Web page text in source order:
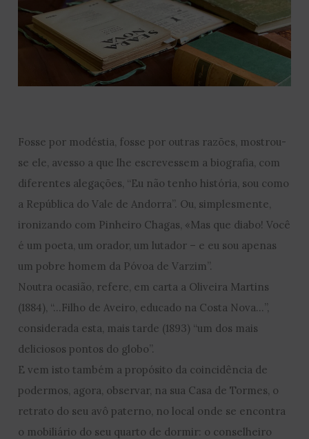
Fosse por modéstia, fosse por outras razões, mostrou-
se ele, avesso a que lhe escrevessem a biografia, com
diferentes alegações, “Eu não tenho história, sou como
a República do Vale de Andorra”. Ou, simplesmente,
ironizando com Pinheiro Chagas, «Mas que diabo! Você
é um poeta, um orador, um lutador – e eu sou apenas
um pobre homem da Póvoa de Varzim”.
Noutra ocasião, refere, em carta a Oliveira Martins
(1884), “…Filho de Aveiro, educado na Costa Nova…”,
considerada esta, mais tarde (1893) “um dos mais
deliciosos pontos do globo”.
E vem isto também a propósito da coincidência de
podermos, agora, observar, na sua Casa de Tormes, o
retrato do seu avô paterno, no local onde se encontra
o mobiliário do seu quarto de dormir: o conselheiro